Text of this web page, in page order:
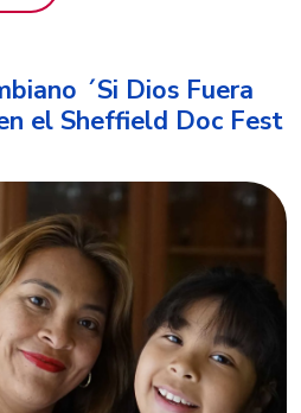
´Si Dios Fuera
el Sheffield Doc Fest